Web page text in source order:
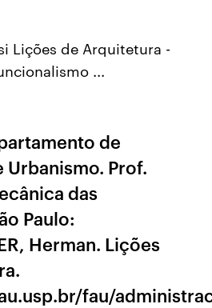
Lições de Arquitetura -
...
de
Prof.
das
Paulo:
Herman. Lições
fau/